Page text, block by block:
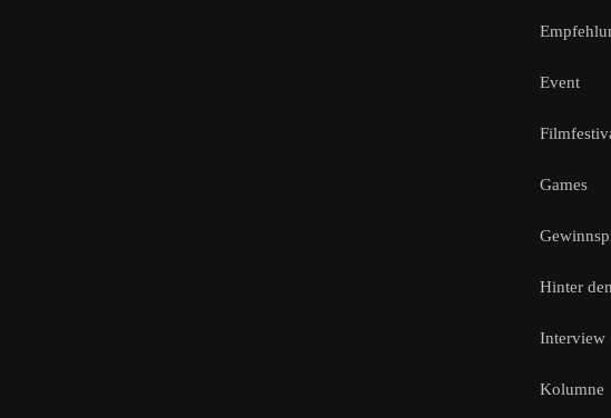
Event
Games
Hinter
Interview
Kolumne